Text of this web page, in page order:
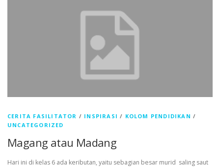
CERITA FASILITATOR / INSPIRASI / KOLOM PENDIDIKAN /
UNCATEGORIZED
Magang atau Madang
Hari ini di kelas 6 ada keributan, yaitu sebagian besar murid saling saut